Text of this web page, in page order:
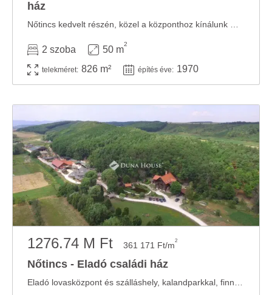
ház
2 szoba 50 m
2
telekméret: 826 m² építés éve: 1970
1276.74 M Ft 361 171 Ft/m2
Nőtincs - Eladó családi ház